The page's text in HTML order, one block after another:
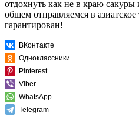
отдохнуть как не в краю
общем отправляемся в
гарантирован!
ВКонтакте
Одноклассники
Pinterest
Viber
WhatsApp
Telegram